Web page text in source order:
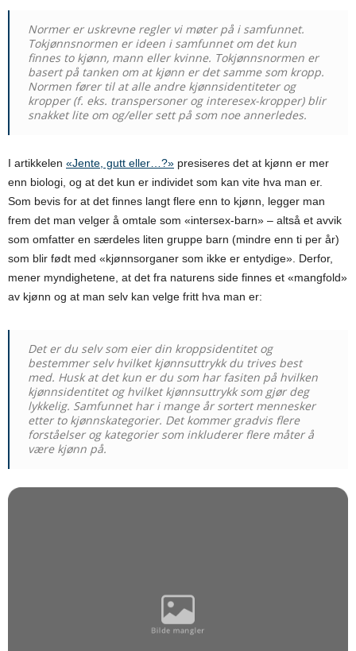
Normer er uskrevne regler vi møter på i samfunnet.
Tokjønnsnormen er ideen i samfunnet om det kun
finnes to kjønn, mann eller kvinne. Tokjønnsnormen er
basert på tanken om at kjønn er det samme som kropp.
Normen fører til at alle andre kjønnsidentiteter og
kropper (f. eks. transpersoner og interesex-kropper) blir
snakket lite om og/eller sett på som noe annerledes.
I artikkelen «Jente, gutt eller…?» presiseres det at kjønn er mer
enn biologi, og at det kun er individet som kan vite hva man er.
Som bevis for at det finnes langt flere enn to kjønn, legger man
frem det man velger å omtale som «intersex-barn» – altså et avvik
som omfatter en særdeles liten gruppe barn (mindre enn ti per år)
som blir født med «kjønnsorganer som ikke er entydige». Derfor,
mener myndighetene, at det fra naturens side finnes et «mangfold»
av kjønn og at man selv kan velge fritt hva man er:
Det er du selv som eier din kroppsidentitet og
bestemmer selv hvilket kjønnsuttrykk du trives best
med. Husk at det kun er du som har fasiten på hvilken
kjønnsidentitet og hvilket kjønnsuttrykk som gjør deg
lykkelig. Samfunnet har i mange år sortert mennesker
etter to kjønnskategorier. Det kommer gradvis flere
forståelser og kategorier som inkluderer flere måter å
være kjønn på.